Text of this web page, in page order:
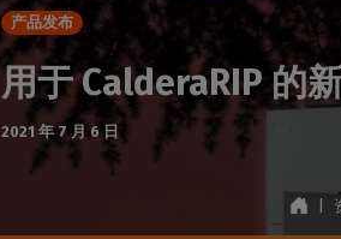
如何获
知识
访问我
支持
产品发布
用于 CalderaRIP 的
2021 年 7 月 6 日